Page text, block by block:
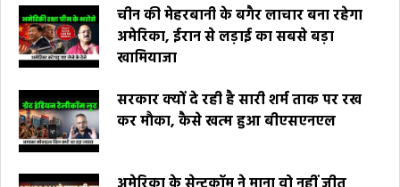
चीन की मेहरबानी के बगैर लाचार बना रहेगा
अमेरिका, ईरान से लड़ाई का सबसे बड़ा
खामियाजा
सरकार क्यों दे रही है सारी शर्म ताक पर रख
कर मौका, कैसे खत्म हुआ बीएसएनएल